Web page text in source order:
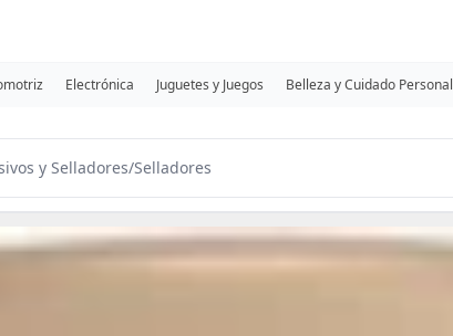
Electrónica Juguetes y Juegos Belleza y Cuidado Personal
y Selladores/Selladores